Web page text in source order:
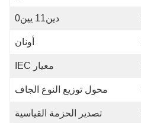
دين11 يين0
أونان
معيار IEC
محول توزيع النوع الجاف
تصدير الحزمة القياسية